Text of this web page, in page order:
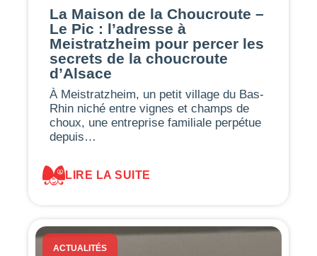
La Maison de la Choucroute –
Le Pic : l’adresse à
Meistratzheim pour percer les
secrets de la choucroute
d’Alsace
À Meistratzheim, un petit village du Bas-
Rhin niché entre vignes et champs de
choux, une entreprise familiale perpétue
depuis…
LIRE LA SUITE
ACTUALITÉS